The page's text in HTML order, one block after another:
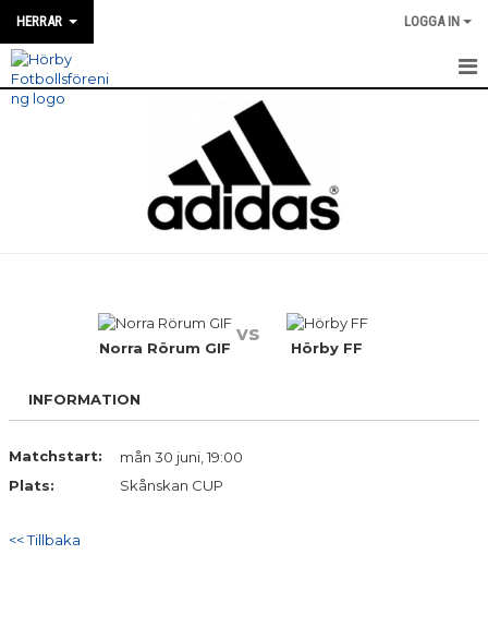
HERRAR LOGGA IN
HEM
MATCH INFO / REFERAT
KONTAKT
MATCHER
Norra Rörum GIF
vs
Hörby FF
INFORMATION
Matchstart:
mån 30 juni, 19:00
Plats:
Skånskan CUP
<< Tillbaka